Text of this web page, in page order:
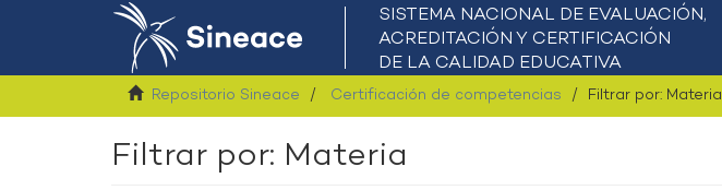
Repositorio Sineace Certificación de competencias Filtrar por: Materia
Filtrar por: Materia